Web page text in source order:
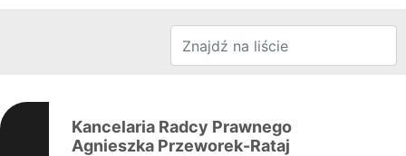
Kancelaria Radcy Prawnego
Agnieszka Przeworek-Rataj